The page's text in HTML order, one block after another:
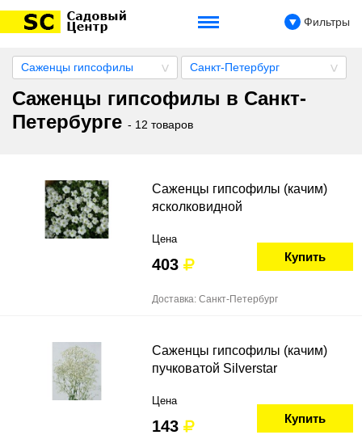
Фильтры
Саженцы гипсофилы Санкт-Петербург
Саженцы гипсофилы в Санкт-
Петербурге - 12 товаров
Саженцы гипсофилы (качим)
ясколковидной
Цена
403 Купить
Доставка: Санкт-Петербург
Саженцы гипсофилы (качим)
пучковатой Silverstar
Цена
143 Купить